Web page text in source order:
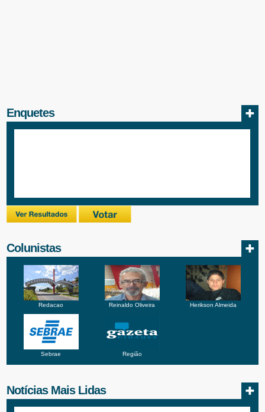
Enquetes
Colunistas
Redacao Reinaldo Oliveira Herikson Almeida
Sebrae Região
Notícias Mais Lidas